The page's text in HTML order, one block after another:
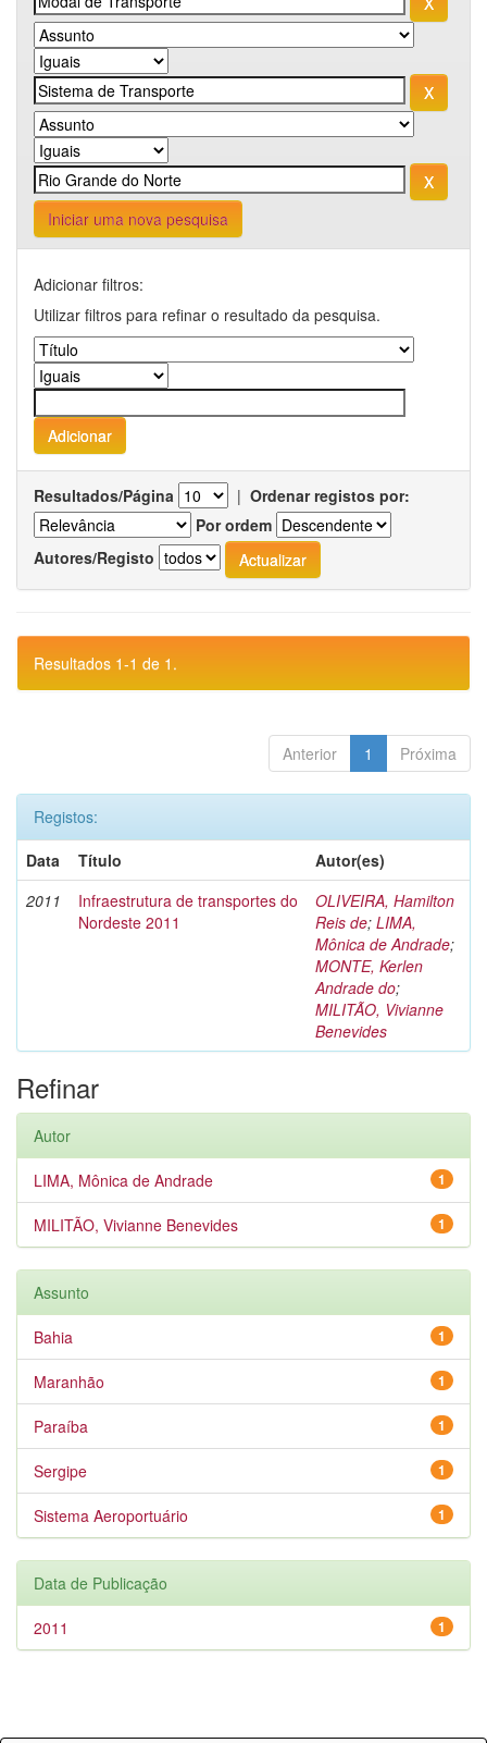
Iniciar uma nova pesquisa
Adicionar filtros:
Utilizar filtros para refinar o resultado da pesquisa.
Resultados/Página | Ordenar registos por:
Por ordem
Autores/Registo
Resultados 1-1 de 1.
Anterior 1 Próxima
Registos:
Data
Título
Autor(es)
2011
Infraestrutura de transportes do
Nordeste 2011
OLIVEIRA, Hamilton
Reis de; LIMA,
Mônica de Andrade;
MONTE, Kerlen
Andrade do;
MILITÃO, Vivianne
Benevides
Refinar
Autor
1
LIMA, Mônica de Andrade
1
MILITÃO, Vivianne Benevides
Assunto
1
Bahia
1
Maranhão
1
Paraíba
1
Sergipe
1
Sistema Aeroportuário
Data de Publicação
1
2011